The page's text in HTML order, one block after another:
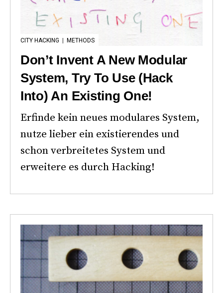
CITY HACKING METHODS
Don’t Invent A New Modular
System, Try To Use (Hack
Into) An Existing One!
Erfinde kein neues modulares System,
nutze lieber ein existierendes und
schon verbreitetes System und
erweitere es durch Hacking!